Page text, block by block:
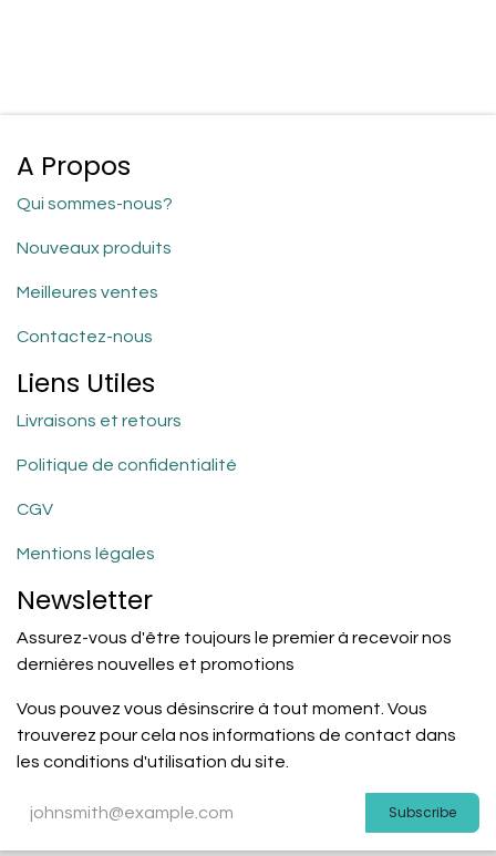
A Propos
Qui sommes-nous?
Nouveaux produits
Meilleures ventes
Contactez-nous
Liens Utiles
Livraisons et retours
Politique de confidentialité
CGV
Mentions légales
Newsletter
Assurez-vous d'être toujours le premier à recevoir nos
dernières nouvelles et promotions
Vous pouvez vous désinscrire à tout moment. Vous
trouverez pour cela nos informations de contact dans
les conditions d'utilisation du site.
Subscribe